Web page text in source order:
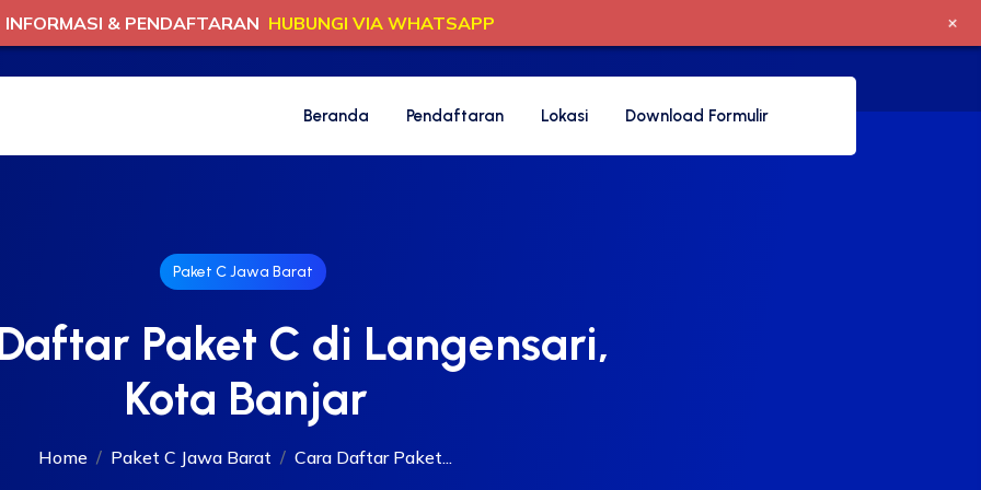
Beranda Pendaftaran Lokasi Download Formulir
Paket C Jawa Barat
Paket C di Langensari,
Kota Banjar
Home Paket C Jawa Barat Cara Daftar Paket...
INFORMASI & PENDAFTARAN HUBUNGI VIA WHATSAPP +